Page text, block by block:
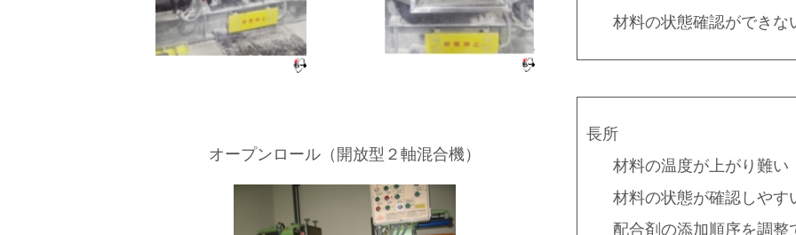
材料の状態確認ができな
オープンロール（開放型２軸混合機）
長所
材料の温度が上がり難い
材料の状態が確認しやす
配合剤の添加順序を調整